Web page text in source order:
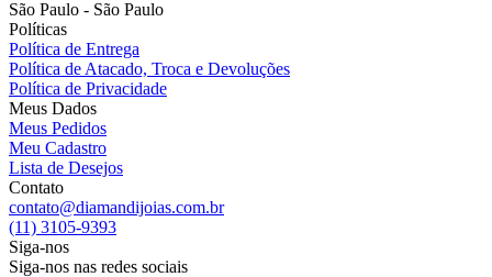
São Paulo - São Paulo
Políticas
Política de Entrega
Política de Atacado, Troca e Devoluções
Política de Privacidade
Meus Dados
Meus Pedidos
Meu Cadastro
Lista de Desejos
Contato
contato@diamandijoias.com.br
(11) 3105-9393
Siga-nos
Siga-nos nas redes sociais